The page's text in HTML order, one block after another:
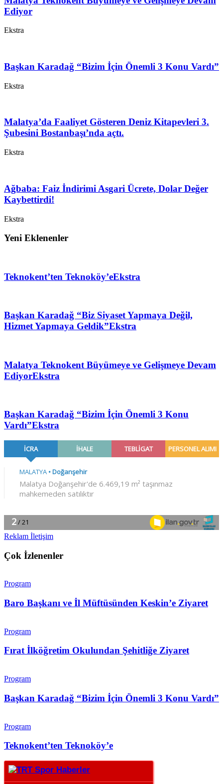
Ediyor
Ekstra
Başkan Karadağ “Bizim İçin Önemli 3 Konu Vardı”
Ekstra
Malatya’da Faaliyet Gösteren Deniz Kitapevleri 3.
Şubesini Bostanbaşı’nda açtı.
Ekstra
Ağbaba: Faiz İndirimi Asgari Ücrete, Dolar Değer
Kaybettirdi!
Ekstra
Yeni Eklenenler
Teknokent’ten Teknoköy’eEkstra
Başkan Karadağ “Biz Siyaset Yapmaya Değil,
Hizmet Yapmaya Geldik”Ekstra
Malatya Teknokent Büyümeye ve Gelişmeye Devam
EdiyorEkstra
Başkan Karadağ “Bizim İçin Önemli 3 Konu
Vardı”Ekstra
Reklam İletişim
Çok İzlenenler
Program
Baro Başkanı ve İl Müftüsünden Keskin’e Ziyaret
Program
Fırat İlköğretim Okulundan Şehitliğe Ziyaret
Program
Başkan Karadağ “Bizim İçin Önemli 3 Konu Vardı”
Program
Teknokent’ten Teknoköy’e